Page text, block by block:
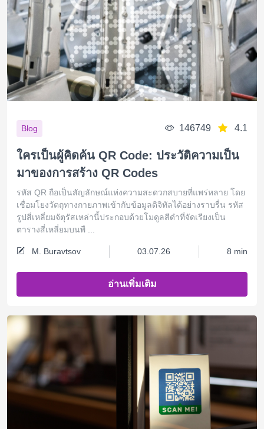
Blog 146749 4.1
ใครเป็นผู้คิดค้น QR Code: ประวัติความเป็น
มาของการสร้าง QR Codes
รหัส QR ถือเป็นสัญลักษณ์แห่งความสะดวกสบายที่แพร่หลาย โดย
เชื่อมโยงวัตถุทางกายภาพเข้ากับข้อมูลดิจิทัลได้อย่างราบรื่น รหัส
รูปสี่เหลี่ยมจัตุรัสเหล่านี้ประกอบด้วยโมดูลสีดำที่จัดเรียงเป็น
ตารางสี่เหลี่ยมบนพื ...
M. Buravtsov 03.07.26 8 min
อ่านเพิ่มเติม